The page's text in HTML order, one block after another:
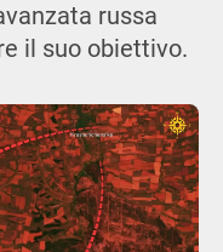
russa
il suo obiettivo.